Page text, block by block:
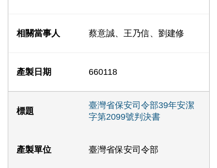
蔡意誠、王乃信、劉建修
660118
臺灣省保安司令部39年安潔
字第2099號判決書
臺灣省保安司令部